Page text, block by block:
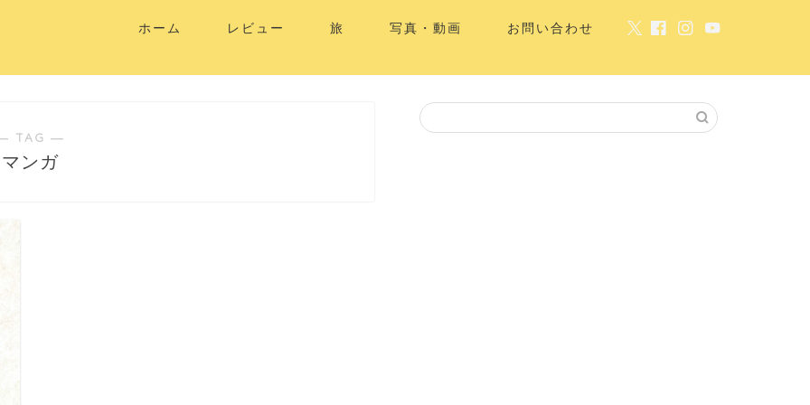
ホーム レビュー 旅 写真・動画 お問い合わせ
TAG ―
マンガ